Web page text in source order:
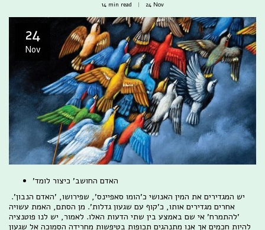
14 min read 24 Nov
24
Nov
'האדם החושב' כיצור לומד
אחרים מגדירים אותו, כ'קוף עם שגעון גדלות'. מן הסתם, האמת עשויה
'להתמרח' אי שם באמצע בין שתי הדעות האלו. לאמור, יש לנו פוטנציה
להיות חכמים אך אנו מתנהגים תכופות בטיפשות מחרידה הסמוכה אל שגעון